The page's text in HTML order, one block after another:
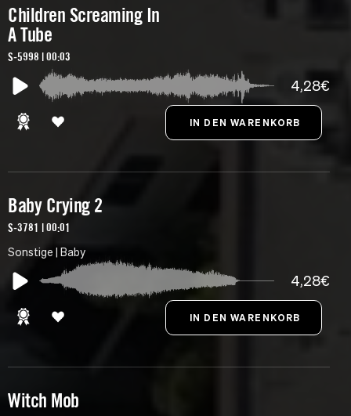
Children Screaming In
A Tube
S-5998 | 00:03
4,28€
Baby Crying 2
S-3781 | 00:01
Sonstige | Baby
4,28€
Witch Mob